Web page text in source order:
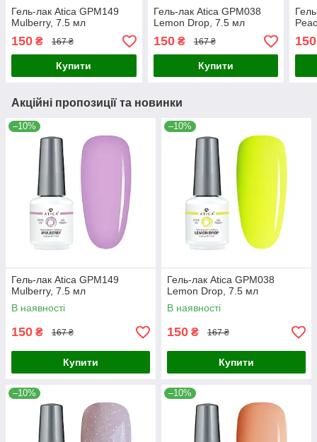
Гель-лак Atica GPM149
Mulberry, 7.5 мл
150 ₴ 167 ₴
Купити
Гель-лак Atica GPM038
Lemon Drop, 7.5 мл
150₴ 167 ₴
Купити
150
Акційні пропозиції та новинки
–10%
Гель-лак Atica GPM149
Mulberry, 7.5 мл
В наявності
150 ₴ 167 ₴
Купити
–10%
Гель-лак Atica GPM038
Lemon Drop, 7.5 мл
В наявності
150 ₴ 167 ₴
Купити
–10% –10%